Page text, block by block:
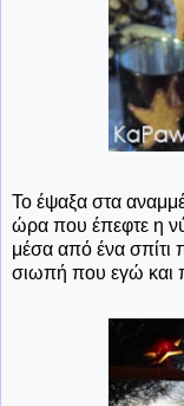
Το έψαξα στα
ώρα που έπεφτε η
μέσα από ένα σπίτι
σιωπή που εγώ και